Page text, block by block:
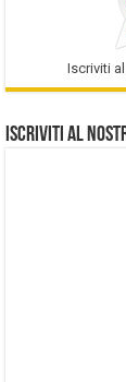
Iscriviti
Iscriviti al